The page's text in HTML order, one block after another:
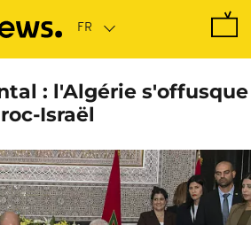
: l'Algérie s'offusque
Israël